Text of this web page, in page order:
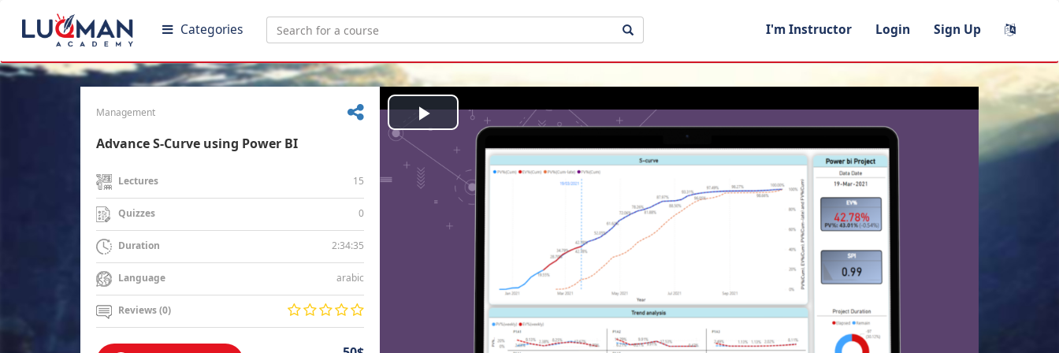
Categories I'm Instructor Login Sign Up
Management
Advance S-Curve using Power BI
Lectures 15
Quizzes 0
Duration 2:34:35
Language arabic
Reviews (0)
Play
Video